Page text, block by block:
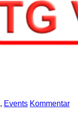
, Events Kommentar